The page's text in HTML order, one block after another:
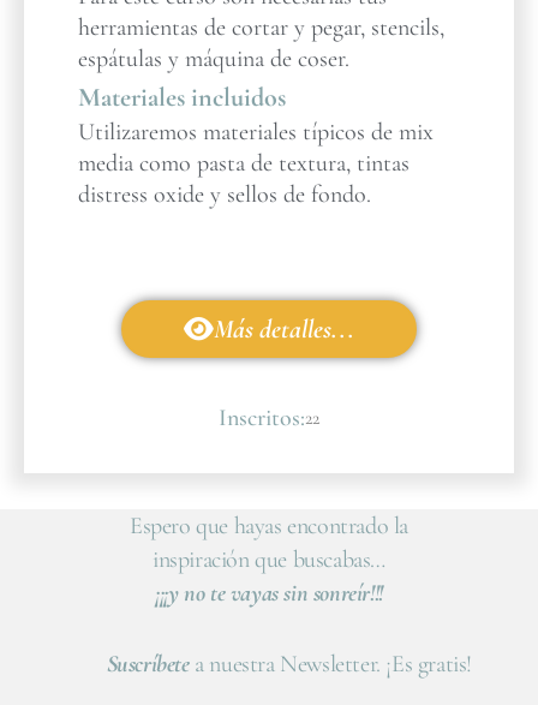
herramientas de cortar y pegar, stencils,
espátulas y máquina de coser.
Materiales incluidos
Utilizaremos materiales típicos de mix
media como pasta de textura, tintas
distress oxide y sellos de fondo.
Más detalles...
Inscritos:22
Espero que hayas encontrado la
inspiración que buscabas…
¡¡¡y no te vayas sin sonreír!!!
Suscríbetea nuestra Newsletter. ¡Es gratis!